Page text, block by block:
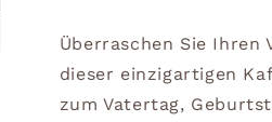
Überraschen Sie Ihren
dieser einzigartigen
zum Vatertag,